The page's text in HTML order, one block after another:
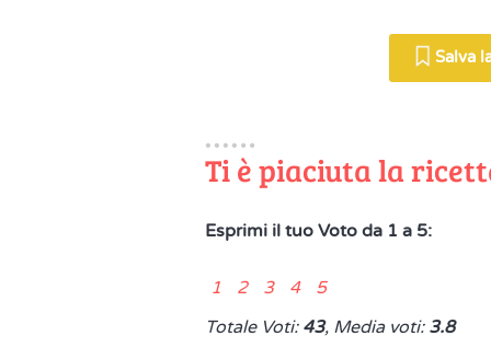
Salva
Ti è piaciuta la
Esprimi il tuo Voto da 1 a 5:
1 2 3 4 5
Totale Voti: 43, Media voti: 3.8